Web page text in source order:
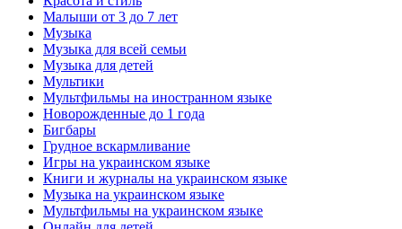
Малыши от 3 до 7 лет
Музыка
Музыка для всей семьи
Музыка для детей
Мультики
Мультфильмы на иностранном языке
Новорожденные до 1 года
Бигбары
Грудное вскармливание
Игры на украинском языке
Книги и журналы на украинском языке
Музыка на украинском языке
Мультфильмы на украинском языке